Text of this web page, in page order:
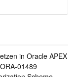
in Oracle APEX
01489